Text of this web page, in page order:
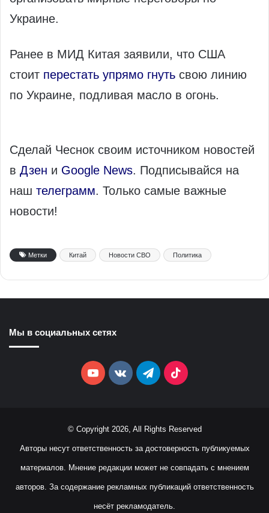
Украине.
Ранее в МИД Китая заявили, что США
стоит перестать упрямо гнуть свою линию
по Украине, подливая масло в огонь.
Сделай Чеснок своим источником новостей
в Дзен и Google News. Подписывайся на
наш телеграмм. Только самые важные
новости!
Метки Китай Новости СВО Политика
Мы в социальных сетях
YouTubevk.comTelegramTikTok
© Copyright 2026, All Rights Reserved
Авторы несут ответственность за достоверность публикуемых
материалов. Мнение редакции может не совпадать с мнением
авторов. За содержание рекламных публикаций ответственность
несёт рекламодатель.